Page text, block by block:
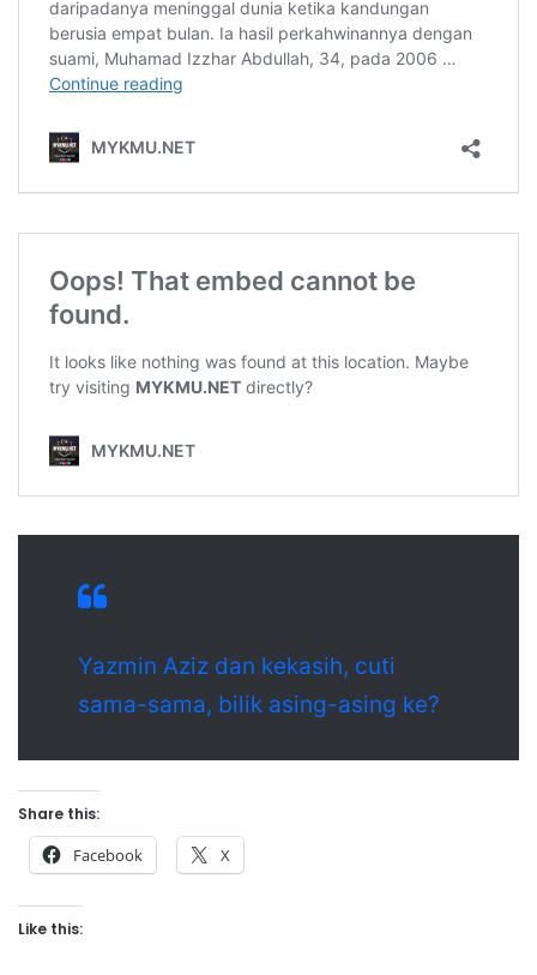
Yazmin Aziz dan kekasih, cuti
sama-sama, bilik asing-asing ke?
Share this:
Facebook X
Like this: